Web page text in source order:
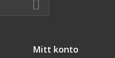
Mitt konto